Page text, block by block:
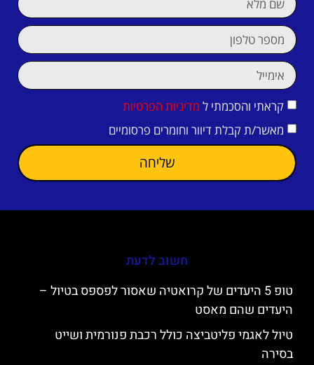
קראתי והסכמתי ל מדיניות הפרטיות
מאשר/ת קבלת דיוור וחומרים פרסומיים
שליחה
חשוב לדעת
טופ 5 היעדים של קרואטיה שאסור לפספס בטיול –
היעדים שהם מאסט
טיול לאגמי פליטביצה כולל רכבת פנורמית ושייט
בסירה